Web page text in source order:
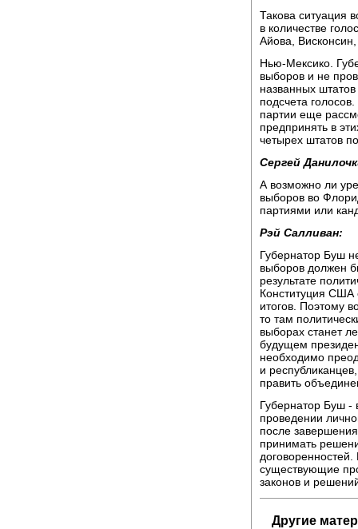
Такова ситуация
в количестве
Айова,
Нью-Мексико.
выборов и не
названных
подсчета
партии еще
предпринять в
четырех штатов
Сергей
А возможно ли
выборов во
партиями или
Рэй Салливан:
Губернатор Буш
выборов должен
результате
Конституция США
итогов. Поэтому
то там
выборах станет
будущем
необходимо
и
править
Губернатор Буш -
проведении
после
принимать
существующие
законов и
Другие